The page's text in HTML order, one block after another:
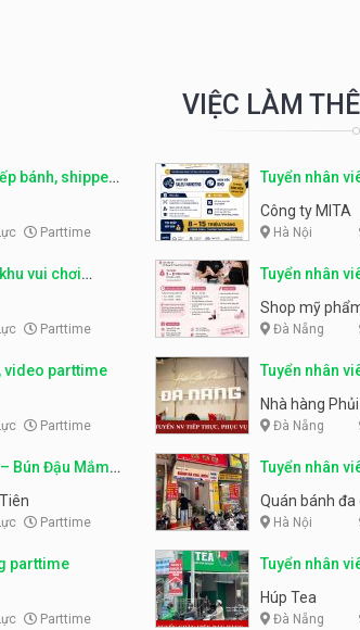
VIỆC LÀM
bánh, shipper
Parttime
Tuyển nhân
– parttime,
Công ty MITA
Hà Nội
vui chơi
Parttime
Tuyển nhân
phẩm
Shop mỹ
Đà Nẵng
video parttime
Parttime
Tuyển nhân
Nhà hàng
Đà Nẵng
Bún Đậu Mắm
Parttime
Tuyển nhân
Quán bánh đa
Hà Nội
parttime
Parttime
Tuyển nhân
Húp Tea
Đà Nẵng